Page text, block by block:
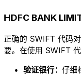
HDFC BANK
正确的 SWIFT 代码
要。在使用 SWIFT
验证银行： 仔细